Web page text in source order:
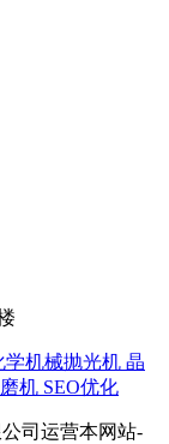
学机械抛光机 晶
机 SEO优化
司运营本网站-